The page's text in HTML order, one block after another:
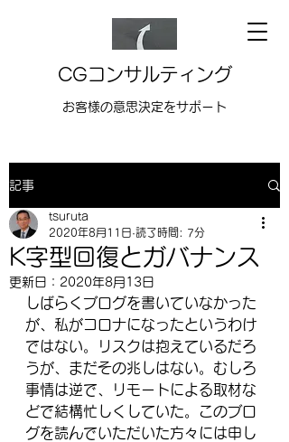
CGコンサルティング
お客様の意思決定をサポート
記事
K字型回復とガバナンス
tsuruta
2020年8月11日 読了時間: 7分
更新日： 2020年8月13日
しばらくブログを書いていなかった
が、私がコロナになったというわけ
ではない。リスクは抱えているだろ
うが、まだその兆しはない。むしろ
事情は逆で、リモートによる取材な
どで結構忙しくしていた。このブロ
グを読んでいただいた方々には申し